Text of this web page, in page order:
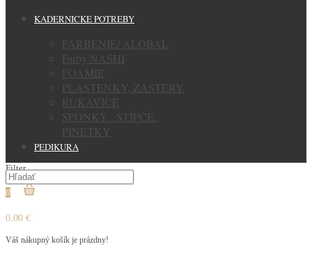
KADERNICKE POTREBY
FARBENIE/ ALOBAL
Farby NASHI
FOAMIE
PLASTENKY, ZASTERY
RUKAVICE
SPONKY , STIPCE ,
PINETKY
PEDIKURA
Filter
0
0.00 €
Váš nákupný košík je prázdny!